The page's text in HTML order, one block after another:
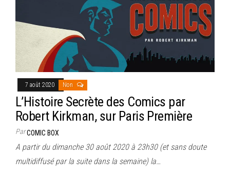
7 août 2020 Non
L’Histoire Secrète des Comics par
Robert Kirkman, sur Paris Première
ParCOMIC BOX
A partir du dimanche 30 août 2020 à 23h30 (et sans doute
multidiffusé par la suite dans la semaine) la…